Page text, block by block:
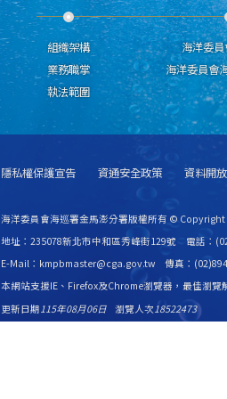
組織架構
業務職掌
執法範圍
海洋委
海洋委員會
隱私權保護宣告 資通安全政策 資料開
海洋委員會海巡署金馬澎分署版權所有 © Copyright
地址：235078新北市中和區秀峰街129號 電話：
E-Mail：kmpbmaster@cga.gov.tw 傳真：
本網站支援IE、Firefox及Chrome瀏覽器，最佳瀏覽
更新日期 115年08月06日 瀏覽人次 18522473